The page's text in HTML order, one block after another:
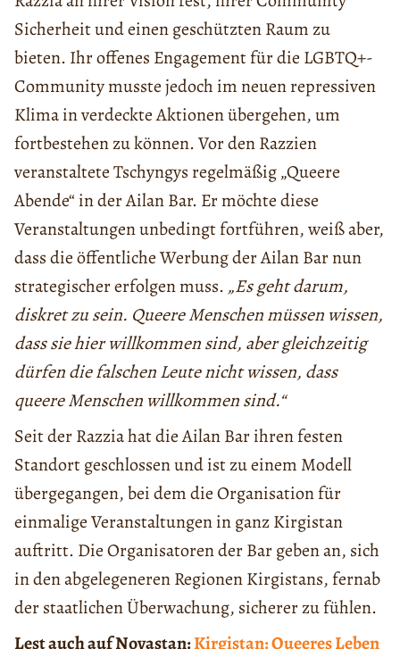
Sicherheit und einen geschützten Raum zu
bieten. Ihr offenes Engagement für die LGBTQ+-
Community musste jedoch im neuen repressiven
Klima in verdeckte Aktionen übergehen, um
fortbestehen zu können. Vor den Razzien
veranstaltete Tschyngys regelmäßig „Queere
Abende“ in der Ailan Bar. Er möchte diese
Veranstaltungen unbedingt fortführen, weiß aber,
dass die öffentliche Werbung der Ailan Bar nun
strategischer erfolgen muss. „Es geht darum,
diskret zu sein. Queere Menschen müssen wissen,
dass sie hier willkommen sind, aber gleichzeitig
dürfen die falschen Leute nicht wissen, dass
queere Menschen willkommen sind.“
Seit der Razzia hat die Ailan Bar ihren festen
Standort geschlossen und ist zu einem Modell
übergegangen, bei dem die Organisation für
einmalige Veranstaltungen in ganz Kirgistan
auftritt. Die Organisatoren der Bar geben an, sich
in den abgelegeneren Regionen Kirgistans, fernab
der staatlichen Überwachung, sicherer zu fühlen.
Lest auch auf Novastan:Kirgistan: Queeres Leben